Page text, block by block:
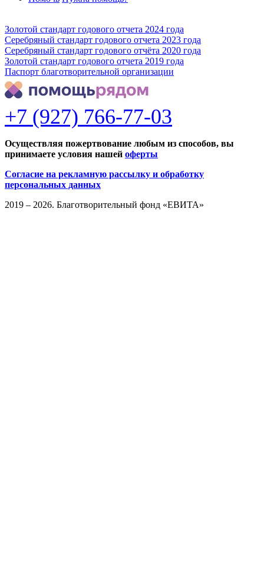
Золотой стандарт годового отчета 2024 года
Серебряный стандарт годового отчета 2023 года
Серебряный стандарт годового отчёта 2020 года
Золотой стандарт годового отчета 2019 года
Паспорт благотворительной организации
+7 (927) 766-77-03
Осуществляя пожертвование любым из способов, вы
принимаете условия нашей оферты
Согласие на рекламную рассылку и обработку
персональных данных
2019 – 2026. Благотворительный фонд «ЕВИТА»